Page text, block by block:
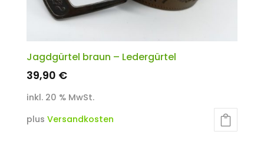
Jagdgürtel braun – Ledergürtel
39,90 €
inkl. 20 % MwSt.
plus Versandkosten